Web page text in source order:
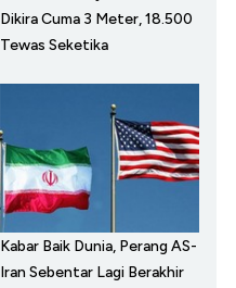
Dikira Cuma 3 Meter, 18.500
Tewas Seketika
Kabar Baik Dunia, Perang AS-
Iran Sebentar Lagi Berakhir